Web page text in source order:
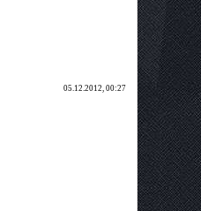
05.12.2012, 00:27